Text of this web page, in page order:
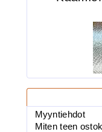
Myyntiehdot
Miten teen